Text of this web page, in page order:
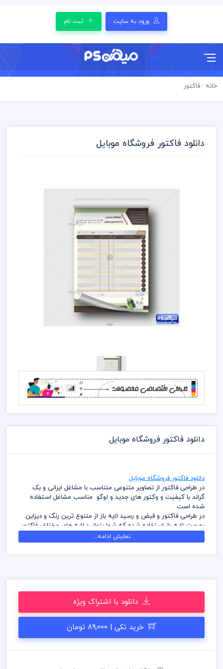
ورود به سایت ثبت نام
خانه فاکتور
دانلود با اشتراک ویژه
خرید تکی | 89,000 تومان
دانلود فاکتور فروشگاه موبایل
دانلود فاکتور فروشگاه موبایل
دانلود فاکتور فروشگاه موبایل
در طراحی فاکتور از تصاویر متنوعی متناسب با مشاغل ایرانی و بک
گراند با کیفیت و وکتور های جدید و لوگو مناسب مشاغل استفاده
شده است
در طراحی فاکتور و قبض و رسید لایه باز از متنوع ترین رنگ و دیزاین
بصورت لایه باز استفاده شده که شما بتوانید لایه های مختلف فاکتور
را به سلیقه ویرایش و استفاده نمائید
کامل ترین آرشیو لایه باز فاکتور و قبض، رسید که می توانید با خیالی
راحت با تهیه بسته های اشتراک ویژه به هزاران طرح لایه باز دسترسی
باشد
کلیه طراحی های فاکتور بصورت لایه باز و با فرمت فتوشاپ می باشد
که می توانید جهت ویرایش از نرم افزار فتوشاپ استفاده نمائید
شما می توانید چاپ فاکتور های موجود در وب سایت میهن پی اس
دی را نزد چاپخانه مجموعه چاپ و در سراسر کشور دریافت نمائید
برای دانلود فاکتور و طرح لایه باز به صورت به صرفه می توانید از بسته
نمایش ادامه...